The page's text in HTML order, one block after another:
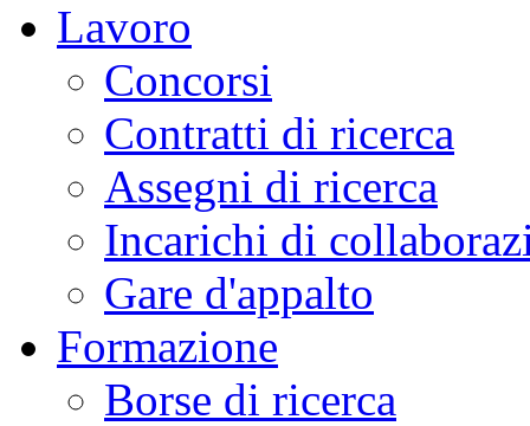
Lavoro
Concorsi
Contratti di ricerca
Assegni di ricerca
Incarichi di
Gare d'appalto
Formazione
Borse di ricerca